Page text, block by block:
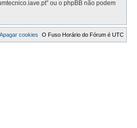
ou o phpBB não podem
O Fuso Horário do Fórum é UTC
Apagar cookies